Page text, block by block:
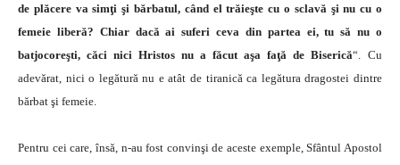
de plăcere va simţi şi bărbatul, când el trăieşte cu o sclavă şi nu cu o
femeie liberă? Chiar dacă ai suferi ceva din partea ei, tu să nu o
batjocoreşti, căci nici Hristos nu a făcut aşa faţă de Biserică“.
Cu
adevărat, nici o legătură nu e atât de tiranică ca legătura dragostei dintre
bărbat şi femeie.
Pentru cei care, însă, n-au fost convinşi de aceste exemple, Sfântul Apostol